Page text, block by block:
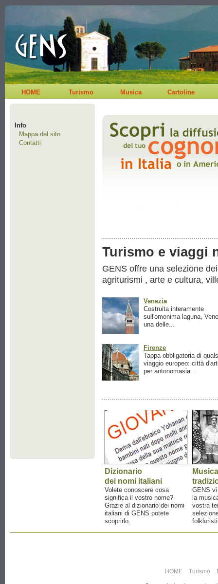
HOME Turismo Musica Cartoline
Info
Mappa del sito
Contatti
Turismo e viaggi
GENS offre una selezione
agriturismi , arte e cultura,
Venezia
Costruita interamente
sull'omonima laguna,
una delle...
Firenze
Tappa obbligatoria di
viaggio europeo: città
per antonomasia...
Dizionario
dei nomi italiani
Volete conoscere cosa
significa il vostro nome?
Grazie al dizionario dei nomi
italiani di GENS potete
scoprirlo.
Musica
GENS
la
vostra
HOME Turismo